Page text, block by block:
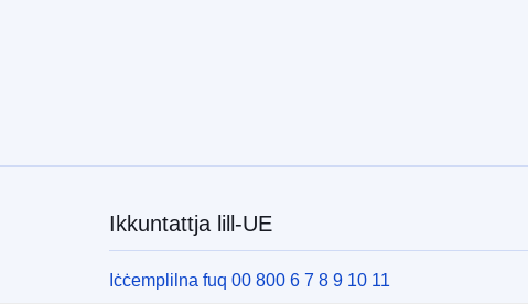
Ikkuntattja lill-UE
Iċċemplilna fuq 00 800 6 7 8 9 10 11